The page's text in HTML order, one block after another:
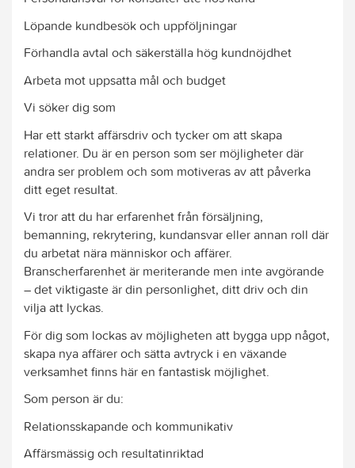
Löpande kundbesök och uppföljningar
Förhandla avtal och säkerställa hög kundnöjdhet
Arbeta mot uppsatta mål och budget
Vi söker dig som
Har ett starkt affärsdriv och tycker om att skapa
relationer. Du är en person som ser möjligheter där
andra ser problem och som motiveras av att påverka
ditt eget resultat.
Vi tror att du har erfarenhet från försäljning,
bemanning, rekrytering, kundansvar eller annan roll där
du arbetat nära människor och affärer.
Branscherfarenhet är meriterande men inte avgörande
– det viktigaste är din personlighet, ditt driv och din
vilja att lyckas.
För dig som lockas av möjligheten att bygga upp något,
skapa nya affärer och sätta avtryck i en växande
verksamhet finns här en fantastisk möjlighet.
Som person är du:
Relationsskapande och kommunikativ
Affärsmässig och resultatinriktad